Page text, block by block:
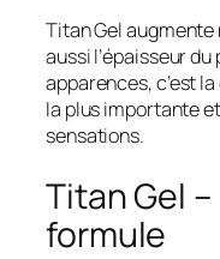
Titan Gel
aussi l’épaisseur
apparences, c’est
la plus importante
sensations.
Titan Gel
formule